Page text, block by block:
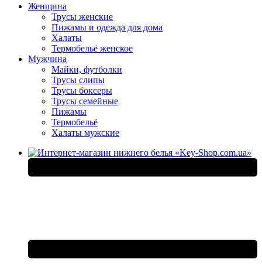
Женщина
Трусы женские
Пижамы и одежда для дома
Халаты
Термобельё женское
Мужчина
Майки, футболки
Трусы слипы
Трусы боксеры
Трусы семейные
Пижамы
Термобельё
Халаты мужские